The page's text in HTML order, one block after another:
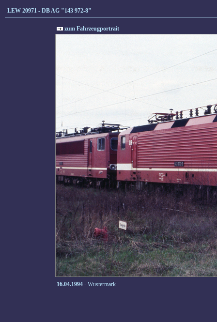
LEW 20971 - DB AG "143 972-8"
zum Fahrzeugportrait
16.04.1994 - Wustermark